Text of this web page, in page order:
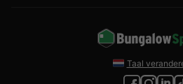
Taal